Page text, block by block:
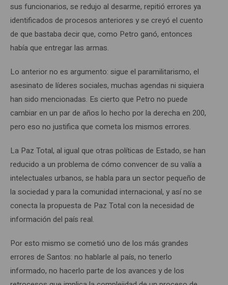
sus funcionarios, se redujo al desarme, repitió errores ya
identificados de procesos anteriores y se creyó el cuento
de que bastaba decir que, como Petro ganó, entonces
había que entregar las armas.
Lo anterior no es argumento: sigue el paramilitarismo, el
asesinato de líderes sociales, muchas agendas ni siquiera
han sido mencionadas. Es cierto que Petro no puede
cambiar en un par de años lo hecho por la derecha en 200,
pero eso no justifica que cometa los mismos errores.
La Paz Total, al igual que otras políticas de Estado, se han
reducido a un problema de cómo convencer de su valía a
intelectuales urbanos, se habla para un sector pequeño de
la sociedad y para la comunidad internacional, y así no se
conecta la propuesta de Paz Total con la necesidad de
información del país real.
Por esto mismo se cometió uno de los más grandes
errores de Santos: no hablarle al país, no tenerlo
informado, no hacerlo parte de los avances y de los